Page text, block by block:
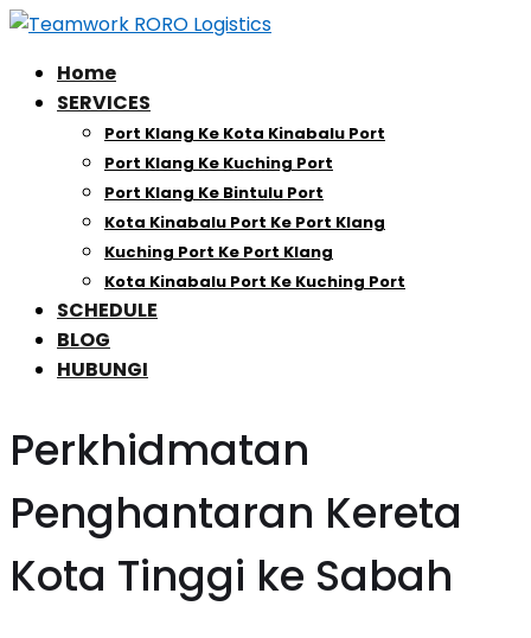
Home
SERVICES
Port Klang Ke Kota Kinabalu Port
Port Klang Ke Kuching Port
Port Klang Ke Bintulu Port
Kota Kinabalu Port Ke Port Klang
Kuching Port Ke Port Klang
Kota Kinabalu Port Ke Kuching Port
SCHEDULE
BLOG
HUBUNGI
Perkhidmatan
Penghantaran Kereta
Kota Tinggi ke Sabah